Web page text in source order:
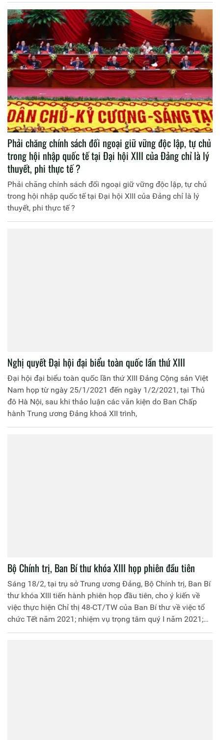
Phải chăng chính sách đối ngoại giữ vững độc lập, tự chủ
trong hội nhập quốc tế tại Đại hội XIII của Đảng chỉ là lý
thuyết, phi thực tế ?
Phải chăng chính sách đối ngoại giữ vững độc lập, tự chủ
trong hội nhập quốc tế tại Đại hội XIII của Đảng chỉ là lý
thuyết, phi thực tế ?
Nghị quyết Đại hội đại biểu toàn quốc lần thứ XIII
Đại hội đại biểu toàn quốc lần thứ XIII Đảng Cộng sản Việt
Nam họp từ ngày 25/1/2021 đến ngày 1/2/2021, tại Thủ
đô Hà Nội, sau khi thảo luận các văn kiện do Ban Chấp
hành Trung ương Đảng khoá XII trình,
Bộ Chính trị, Ban Bí thư khóa XIII họp phiên đầu tiên
Sáng 18/2, tại trụ sở Trung ương Đảng, Bộ Chính trị, Ban Bí
thư khóa XIII tiến hành phiên họp đầu tiên, cho ý kiến về
việc thực hiện Chỉ thị 48-CT/TW của Ban Bí thư về việc tổ
chức Tết năm 2021; nhiệm vụ trọng tâm quý I năm 2021;
về chủ trương mua và sử dụng vaccine phòng COVID-19.